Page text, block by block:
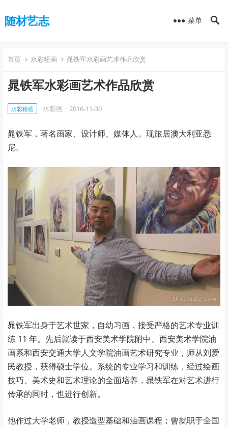
随材艺志 菜单
首页 水彩粉画 晁铁军水彩画艺术作品欣赏
晁铁军水彩画艺术作品欣赏
水彩粉画 水彩画 · 2016-11-30
晁铁军，著名画家、设计师、媒体人。现旅居澳大利亚悉
尼。
晁铁军出身于艺术世家，自幼习画，接受严格的艺术专业训
练 11 年。先后就读于西安美术学院附中、西安美术学院油
画系和西安交通大学人文学院油画艺术研究专业，师从刘爱
民教授，获得硕士学位。系统的专业学习和训练，经过绘画
技巧、美术史和艺术理论的全面培养，晁铁军在对艺术进行
传承的同时，也进行创新。
他作过大学老师，教授造型基础和油画课程；曾就职于全国